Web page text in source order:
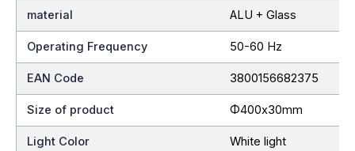
material ALU + Glass
Operating Frequency 50-60 Hz
EAN Code 3800156682375
Size of product Φ400x30mm
Light Color White light